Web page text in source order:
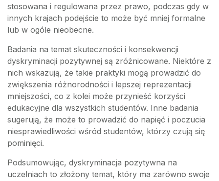
stosowana i regulowana przez prawo, podczas gdy w
innych krajach podejście to może być mniej formalne
lub w ogóle nieobecne.
Badania na temat skuteczności i konsekwencji
dyskryminacji pozytywnej są zróżnicowane. Niektóre z
nich wskazują, że takie praktyki mogą prowadzić do
zwiększenia różnorodności i lepszej reprezentacji
mniejszości, co z kolei może przynieść korzyści
edukacyjne dla wszystkich studentów. Inne badania
sugerują, że może to prowadzić do napięć i poczucia
niesprawiedliwości wśród studentów, którzy czują się
pominięci.
Podsumowując, dyskryminacja pozytywna na
uczelniach to złożony temat, który ma zarówno swoje